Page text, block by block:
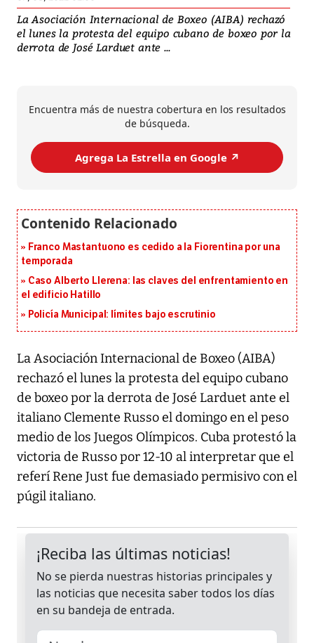
La Asociación Internacional de Boxeo (AIBA) rechazó
el lunes la protesta del equipo cubano de boxeo por la
derrota de José Larduet ante ...
Encuentra más de nuestra cobertura en los resultados
de búsqueda.
Agrega La Estrella en Google ↗️
Franco Mastantuono es cedido a la Fiorentina por una
temporada
Caso Alberto Llerena: las claves del enfrentamiento en
el edificio Hatillo
Policía Municipal: límites bajo escrutinio
La Asociación Internacional de Boxeo (AIBA)
rechazó el lunes la protesta del equipo cubano
de boxeo por la derrota de José Larduet ante el
italiano Clemente Russo el domingo en el peso
medio de los Juegos Olímpicos. Cuba protestó la
victoria de Russo por 12-10 al interpretar que el
referí Rene Just fue demasiado permisivo con el
púgil italiano.